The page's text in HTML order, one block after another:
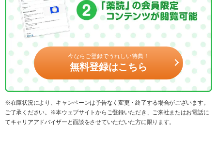
今ならご登録でうれしい特典！
無料登録はこちら
※在庫状況により、キャンペーンは予告なく変更・終了する場合がございます。
ご了承ください。※本ウェブサイトからご登録いただき、ご来社またはお電話に
てキャリアアドバイザーと面談をさせていただいた方に限ります。